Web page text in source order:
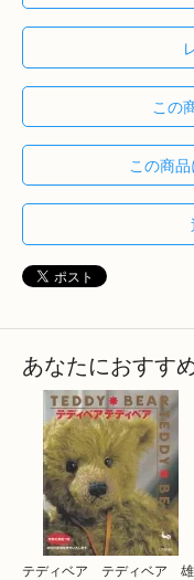
この
この商
あなたにおすす
テディベア テディベア 雄